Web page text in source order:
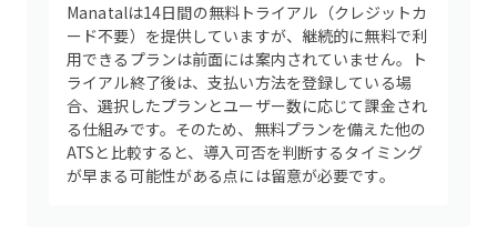
Manatalは14日間の無料トライアル（クレジットカ
ード不要）を提供していますが、継続的に無料で利
用できるプランは前面には案内されていません。ト
ライアル終了後は、支払い方法を登録している場
合、選択したプランとユーザー数に応じて課金され
る仕組みです。そのため、無料プランを備えた他の
ATSと比較すると、導入可否を判断するタイミング
が早まる可能性がある点には留意が必要です。